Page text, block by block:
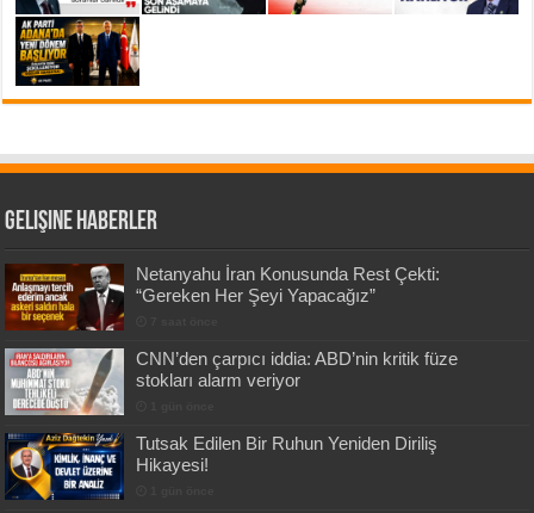
Gelişine Haberler
Netanyahu İran Konusunda Rest Çekti:
“Gereken Her Şeyi Yapacağız”
CNN’den çarpıcı iddia: ABD’nin kritik füze
stokları alarm veriyor
Tutsak Edilen Bir Ruhun Yeniden Diriliş
Hikayesi!